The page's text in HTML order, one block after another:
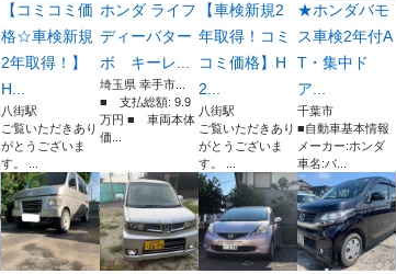
【コミコミ価
格☆車検新規
2年取得！】
H...
八街駅
ご覧いただきあり
がとうございま
す。 ...
ホンダ ライフ
ディーバター
ボ キーレ...
埼玉県 幸手市...
■ 支払総額: 9.9
万円 ■ 車両本体
価...
【車検新規2
年取得！コミ
コミ価格】H
2...
八街駅
ご覧いただきあり
がとうございま
す。 ...
★ホンダバモ
ス車検2年付A
T・集中ド
ア...
千葉市
■自動車基本情報
メーカー:ホンダ
車名:バ...